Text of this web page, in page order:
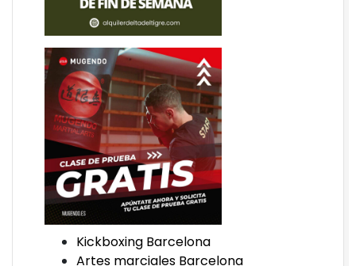
Kickboxing Barcelona
Artes marciales Barcelona